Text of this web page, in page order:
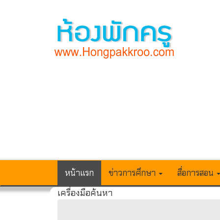
หน้าแรก ข่าวการศึกษา สื่อการสอน
เครื่องมือค้นหา